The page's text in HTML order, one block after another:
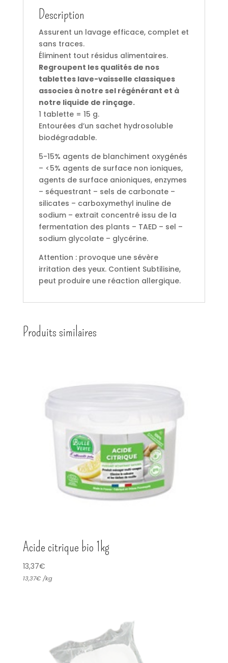
Description
Assurent un lavage efficace, complet et
sans traces.
Éliminent tout résidus alimentaires.
Regroupent les qualités de nos
tablettes lave-vaisselle classiques
associes à notre sel régénérant et à
notre liquide de rinçage.
1 tablette = 15 g.
Entourées d’un sachet hydrosoluble
biodégradable.
5-15% agents de blanchiment oxygénés
– <5% agents de surface non ioniques,
agents de surface anioniques, enzymes
– séquestrant – sels de carbonate –
silicates – carboxymethyl inuline de
sodium – extrait concentré issu de la
fermentation des plants – TAED – sel –
sodium glycolate – glycérine.
Attention : provoque une sévère
irritation des yeux. Contient Subtilisine,
peut produire une réaction allergique.
Produits similaires
Acide citrique bio 1kg
13,37€
13,37€ /kg